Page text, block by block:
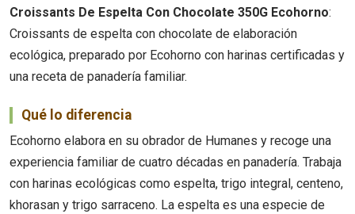
Croissants De Espelta Con Chocolate 350G Ecohorno:
Croissants de espelta con chocolate de elaboración
ecológica, preparado por Ecohorno con harinas certificadas y
una receta de panadería familiar.
Qué lo diferencia
Ecohorno elabora en su obrador de Humanes y recoge una
experiencia familiar de cuatro décadas en panadería. Trabaja
con harinas ecológicas como espelta, trigo integral, centeno,
khorasan y trigo sarraceno. La espelta es una especie de